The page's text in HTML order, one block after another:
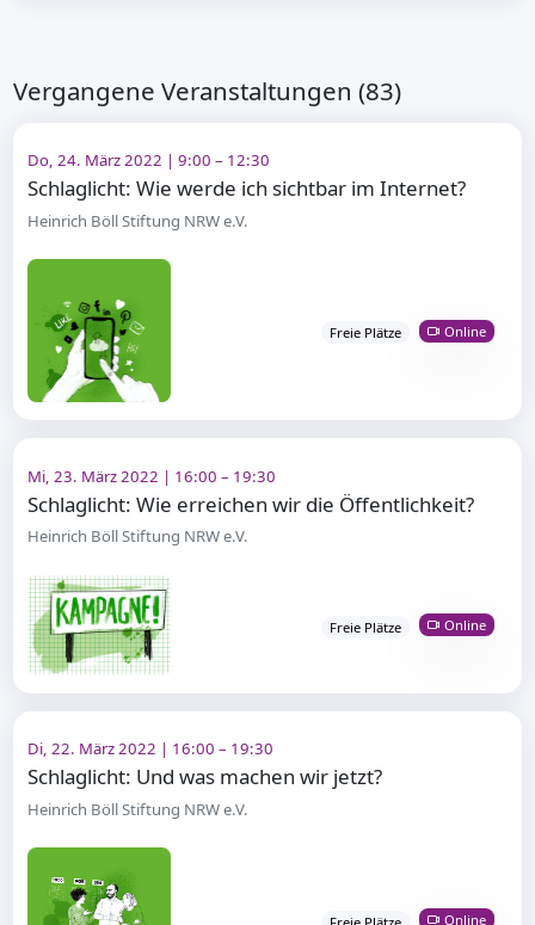
Vergangene Veranstaltungen (83)
Do, 24. März 2022 | 9:00 – 12:30
Schlaglicht: Wie werde ich sichtbar im Internet?
Heinrich Böll Stiftung NRW e.V.
Freie Plätze Online
Mi, 23. März 2022 | 16:00 – 19:30
Schlaglicht: Wie erreichen wir die Öffentlichkeit?
Heinrich Böll Stiftung NRW e.V.
Freie Plätze Online
Di, 22. März 2022 | 16:00 – 19:30
Schlaglicht: Und was machen wir jetzt?
Heinrich Böll Stiftung NRW e.V.
Online